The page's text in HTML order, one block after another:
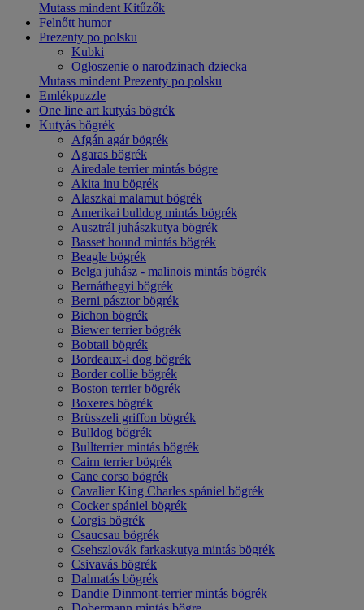
Mutass mindent Kitűzők
Felnőtt humor
Prezenty po polsku
Kubki
Ogłoszenie o narodzinach dziecka
Mutass mindent Prezenty po polsku
Emlékpuzzle
One line art kutyás bögrék
Kutyás bögrék
Afgán agár bögrék
Agaras bögrék
Airedale terrier mintás bögre
Akita inu bögrék
Alaszkai malamut bögrék
Amerikai bulldog mintás bögrék
Ausztrál juhászkutya bögrék
Basset hound mintás bögrék
Beagle bögrék
Belga juhász - malinois mintás bögrék
Bernáthegyi bögrék
Berni pásztor bögrék
Bichon bögrék
Biewer terrier bögrék
Bobtail bögrék
Bordeaux-i dog bögrék
Border collie bögrék
Boston terrier bögrék
Boxeres bögrék
Brüsszeli griffon bögrék
Bulldog bögrék
Bullterrier mintás bögrék
Cairn terrier bögrék
Cane corso bögrék
Cavalier King Charles spániel bögrék
Cocker spániel bögrék
Corgis bögrék
Csaucsau bögrék
Csehszlovák farkaskutya mintás bögrék
Csivavás bögrék
Dalmatás bögrék
Dandie Dinmont-terrier mintás bögrék